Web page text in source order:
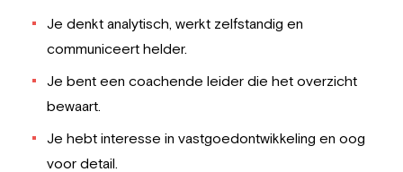
Je denkt analytisch, werkt zelfstandig en
communiceert helder.
Je bent een coachende leider die het overzicht
bewaart.
Je hebt interesse in vastgoedontwikkeling en oog
voor detail.